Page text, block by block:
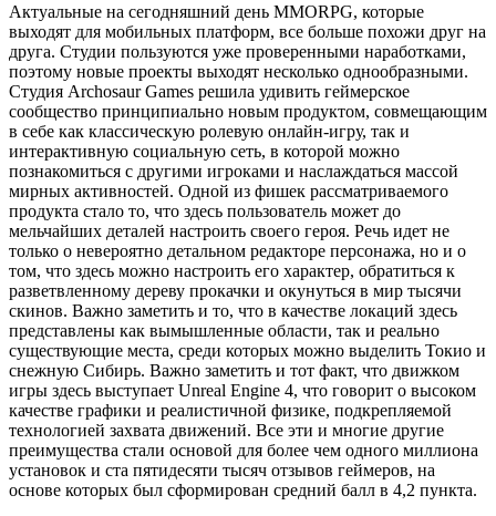
Актуальные на сегодняшний день MMORPG, которые
выходят для мобильных платформ, все больше похожи друг на
друга. Студии пользуются уже проверенными наработками,
поэтому новые проекты выходят несколько однообразными.
Студия Archosaur Games решила удивить геймерское
сообщество принципиально новым продуктом, совмещающим
в себе как классическую ролевую онлайн-игру, так и
интерактивную социальную сеть, в которой можно
познакомиться с другими игроками и наслаждаться массой
мирных активностей. Одной из фишек рассматриваемого
продукта стало то, что здесь пользователь может до
мельчайших деталей настроить своего героя. Речь идет не
только о невероятно детальном редакторе персонажа, но и о
том, что здесь можно настроить его характер, обратиться к
разветвленному дереву прокачки и окунуться в мир тысячи
скинов. Важно заметить и то, что в качестве локаций здесь
представлены как вымышленные области, так и реально
существующие места, среди которых можно выделить Токио и
снежную Сибирь. Важно заметить и тот факт, что движком
игры здесь выступает Unreal Engine 4, что говорит о высоком
качестве графики и реалистичной физике, подкрепляемой
технологией захвата движений. Все эти и многие другие
преимущества стали основой для более чем одного миллиона
установок и ста пятидесяти тысяч отзывов геймеров, на
основе которых был сформирован средний балл в 4,2 пункта.